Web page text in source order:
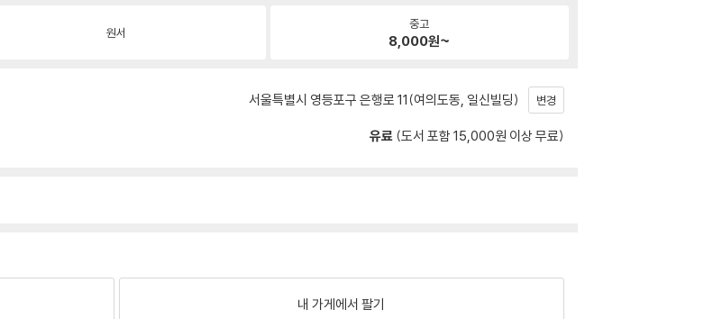
원서
중고
8,000원~
서울특별시 영등포구 은행로 11(여의도동, 일신빌딩) 변경
유료 (도서 포함 15,000원 이상 무료)
내 가게에서 팔기